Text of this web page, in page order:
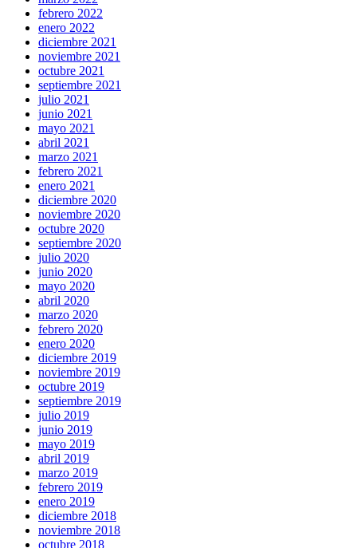
febrero 2022
enero 2022
diciembre 2021
noviembre 2021
octubre 2021
septiembre 2021
julio 2021
junio 2021
mayo 2021
abril 2021
marzo 2021
febrero 2021
enero 2021
diciembre 2020
noviembre 2020
octubre 2020
septiembre 2020
julio 2020
junio 2020
mayo 2020
abril 2020
marzo 2020
febrero 2020
enero 2020
diciembre 2019
noviembre 2019
octubre 2019
septiembre 2019
julio 2019
junio 2019
mayo 2019
abril 2019
marzo 2019
febrero 2019
enero 2019
diciembre 2018
noviembre 2018
octubre 2018